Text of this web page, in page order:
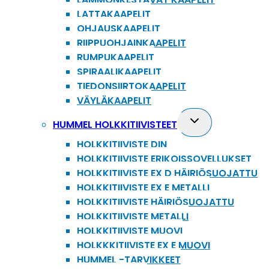
LATTAKAAPELIT
OHJAUSKAAPELIT
RIIPPUOHJAINKAAPELIT
RUMPUKAAPELIT
SPIRAALIKAAPELIT
TIEDONSIIRTOKAAPELIT
VÄYLÄKAAPELIT
HUMMEL HOLKKITIIVISTEET
Toggle
child
HOLKKITIIVISTE DIN
HOLKKITIIVISTE ERIKOISSOVELLUKSET
HOLKKITIIVISTE EX D HÄIRIÖSUOJATTU
HOLKKITIIVISTE EX E METALLI
HOLKKITIIVISTE HÄIRIÖSUOJATTU
HOLKKITIIVISTE METALLI
HOLKKITIIVISTE MUOVI
HOLKKKITIIVISTE EX E MUOVI
HUMMEL -TARVIKKEET